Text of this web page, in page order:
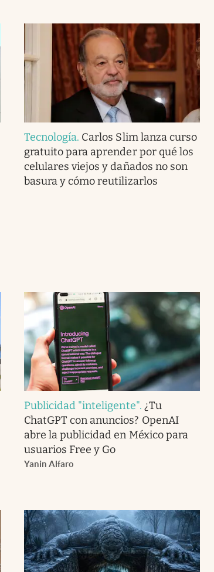
Tecnología. Carlos Slim lanza curso
gratuito para aprender por qué los
celulares viejos y dañados no son
basura y cómo reutilizarlos
Publicidad "inteligente". ¿Tu
ChatGPT con anuncios? OpenAI
abre la publicidad en México para
usuarios Free y Go
Yanin Alfaro